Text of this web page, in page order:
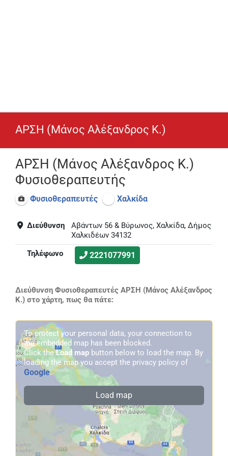
ΑΡΣΗ (Μάνος Αλέξανδρος Κ.)
ΑΡΣΗ (Μάνος Αλέξανδρος Κ.)
Φυσιοθεραπευτής
Φυσιοθεραπευτές Χαλκίδα
Διεύθυνση
Αβάντων 56 & Βύρωνος, Χαλκίδα, Δήμος
Χαλκιδέων 34132
Τηλέφωνο
2221077991
Διεύθυνση Φυσιοθεραπευτές ΑΡΣΗ (Μάνος Αλέξανδρος
Κ.) στο χάρτη, πως θα πάτε:
To protect your personal data, your connection to
the embedded map has been blocked.
Click theLoad map button below to load the map. By
loading the map you accept the privacy policy of
Google.
Load map